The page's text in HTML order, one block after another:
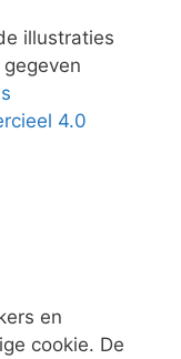
illustraties
4.0
en
cookie. De